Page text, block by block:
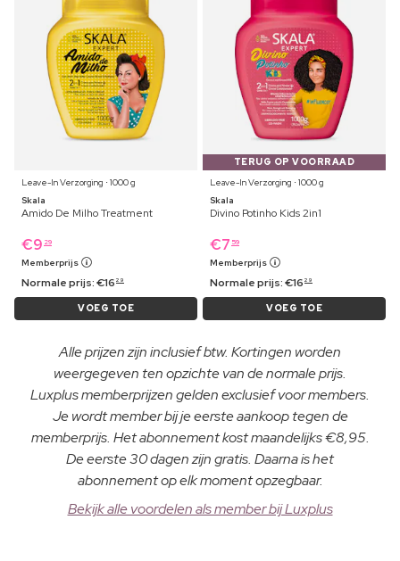
Leave-In Verzorging ⋅ 1000 g
Skala
Amido De Milho Treatment
€9 29
Memberprijs
Normale prijs:€16 29
VOEG TOE
TERUG OP VOORRAAD
Leave-In Verzorging ⋅ 1000 g
Skala
Divino Potinho Kids 2in1
€7 59
Memberprijs
Normale prijs:€16 29
VOEG TOE
Alle prijzen zijn inclusief btw. Kortingen worden
weergegeven ten opzichte van de normale prijs.
Luxplus memberprijzen gelden exclusief voor members.
Je wordt member bij je eerste aankoop tegen de
memberprijs. Het abonnement kost maandelijks €8,95.
De eerste 30 dagen zijn gratis. Daarna is het
abonnement op elk moment opzegbaar.
Bekijk alle voordelen als member bij Luxplus